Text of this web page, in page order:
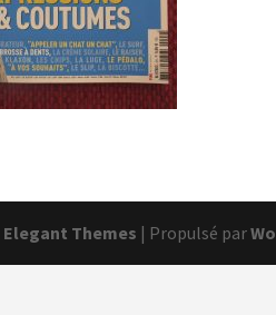
Elegant Themes | Propulsé par